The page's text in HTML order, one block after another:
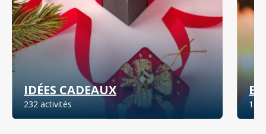
IDÉES CADEAUX
232 activités 132